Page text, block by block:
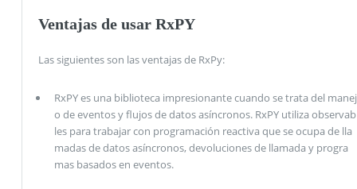
Ventajas de usar RxPY
Las siguientes son las ventajas de RxPy:
RxPY es una biblioteca impresionante cuando se trata del manej
o de eventos y flujos de datos asíncronos. RxPY utiliza observab
les para trabajar con programación reactiva que se ocupa de lla
madas de datos asíncronos, devoluciones de llamada y progra
mas basados ​​en eventos.